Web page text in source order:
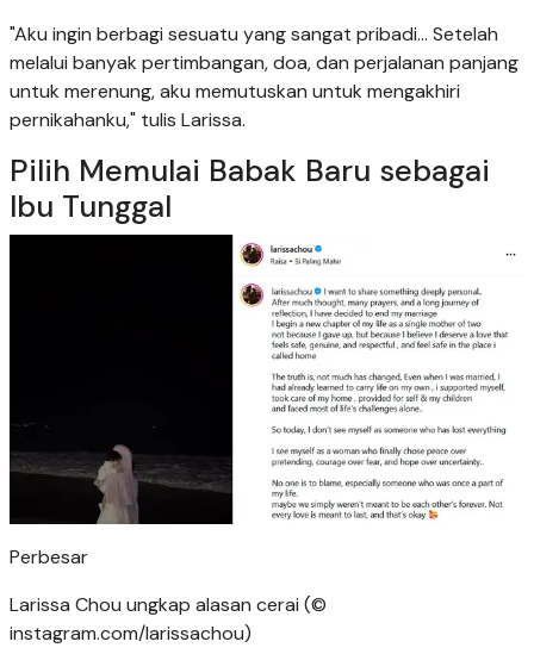
"Aku ingin berbagi sesuatu yang sangat pribadi... Setelah
melalui banyak pertimbangan, doa, dan perjalanan panjang
untuk merenung, aku memutuskan untuk mengakhiri
pernikahanku," tulis Larissa.
Pilih Memulai Babak Baru sebagai
Ibu Tunggal
Perbesar
Larissa Chou ungkap alasan cerai (©
instagram.com/larissachou)